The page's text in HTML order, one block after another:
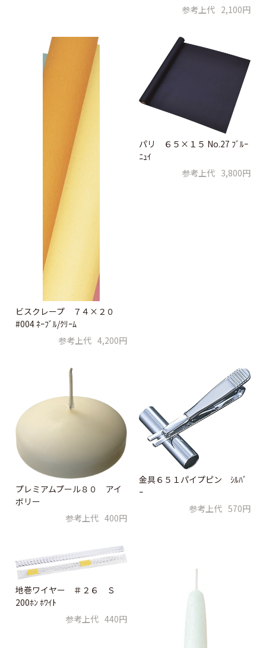
参考上代 2,100円
ビスクレープ ７４×２０
#004 ﾈｰﾌﾞﾙ/ｸﾘｰﾑ
参考上代 4,200円
パリ ６５×１５ No.27 ﾌﾞﾙｰ
ﾆｭｲ
参考上代 3,800円
プレミアムプール８０ アイ
ボリー
参考上代 400円
金具６５１パイプピン ｼﾙﾊﾞ
ｰ
参考上代 570円
地巻ワイヤー ＃２６ Ｓ
200ﾎﾝ ﾎﾜｲﾄ
参考上代 440円